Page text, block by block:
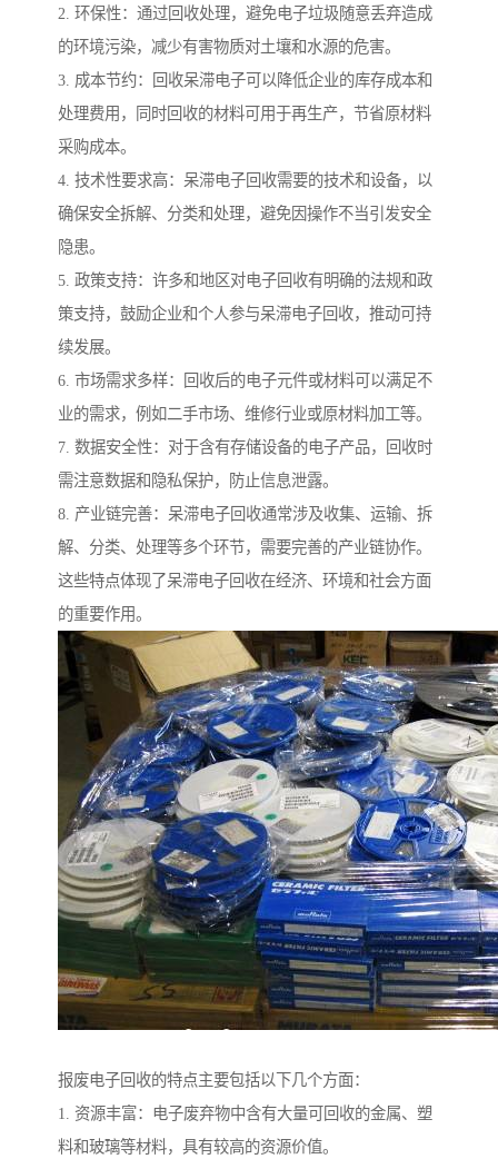
2. 环保性：通过回收处理，避免电子垃圾随意丢弃造成
的环境污染，减少有害物质对土壤和水源的危害。
3. 成本节约：回收呆滞电子可以降低企业的库存成本和
处理费用，同时回收的材料可用于再生产，节省原材料
采购成本。
4. 技术性要求高：呆滞电子回收需要的技术和设备，以
确保安全拆解、分类和处理，避免因操作不当引发安全
隐患。
5. 政策支持：许多和地区对电子回收有明确的法规和政
策支持，鼓励企业和个人参与呆滞电子回收，推动可持
续发展。
6. 市场需求多样：回收后的电子元件或材料可以满足不
业的需求，例如二手市场、维修行业或原材料加工等。
7. 数据安全性：对于含有存储设备的电子产品，回收时
需注意数据和隐私保护，防止信息泄露。
8. 产业链完善：呆滞电子回收通常涉及收集、运输、拆
解、分类、处理等多个环节，需要完善的产业链协作。
这些特点体现了呆滞电子回收在经济、环境和社会方面
的重要作用。
报废电子回收的特点主要包括以下几个方面：
1. 资源丰富：电子废弃物中含有大量可回收的金属、塑
料和玻璃等材料，具有较高的资源价值。